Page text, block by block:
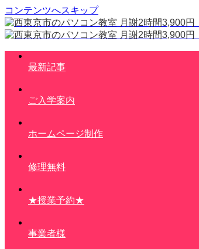
コンテンツへスキップ
最新記事
ご入学案内
ホームページ制作
修理無料
★授業予約★
事業者様